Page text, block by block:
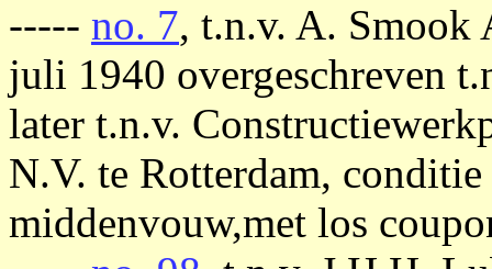
----- no. 7, t.n.v. A. Smook
juli 1940 overgeschreven
later t.n.v.
N.V. te Rotterdam,
middenvouw,met los